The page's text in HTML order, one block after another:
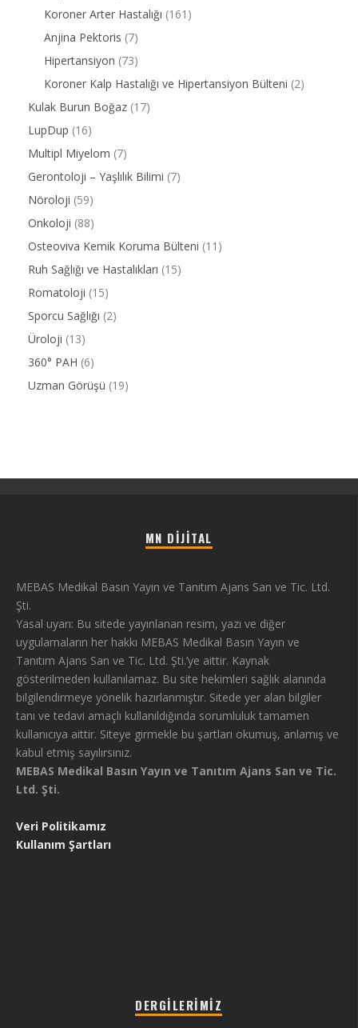
Koroner Arter Hastalığı (161)
Anjina Pektoris (7)
Hipertansiyon (73)
Koroner Kalp Hastalığı ve Hipertansiyon Bülteni (2)
Kulak Burun Boğaz (17)
LupDup (16)
Multipl Miyelom (7)
Gerontoloji – Yaşlılık Bilimi (7)
Nöroloji (59)
Onkoloji (88)
Osteoviva Kemik Koruma Bülteni (11)
Ruh Sağlığı ve Hastalıkları (15)
Romatoloji (15)
Sporcu Sağlığı (2)
Üroloji (13)
360° PAH (6)
Uzman Görüşü (19)
MN DIJITAL
MEBAS Medikal Basın Yayın ve Tanıtım Ajans San ve Tic. Ltd.
Şti.
Yasal uyarı: Bu sitede yayınlanan resim, yazı ve diğer
uygulamaların her hakkı MEBAS Medikal Basın Yayın ve
Tanıtım Ajans San ve Tic. Ltd. Şti.’ye aittir. Kaynak
gösterilmeden kullanılamaz. Bu site hekimleri sağlık alanında
bilgilendirmeye yönelik hazırlanmıştır. Sitede yer alan bilgiler
tanı ve tedavi amaçlı kullanıldığında sorumluluk tamamen
kullanıcıya aittir. Siteye girmekle bu şartları okumuş, anlamış ve
kabul etmiş sayılırsınız.
MEBAS Medikal Basın Yayın ve Tanıtım Ajans San ve Tic.
Ltd. Şti.
Veri Politikamız
Kullanım Şartları
DERGILERIMIZ